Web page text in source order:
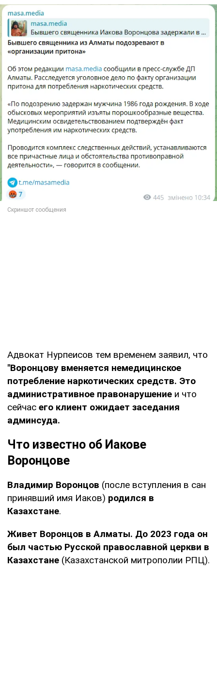
Адвокат Нурпеисов тем временем заявил, что
"Воронцову вменяется немедицинское
потребление наркотических средств. Это
административное правонарушение и что
сейчас его клиент ожидает заседания
админсуда.
Что известно об Иакове
Воронцове
Владимир Воронцов (после вступления в сан
принявший имя Иаков) родился в
Казахстане.
Живет Воронцов в Алматы. До 2023 года он
был частью Русской православной церкви в
Казахстане (Казахстанской митрополии РПЦ).